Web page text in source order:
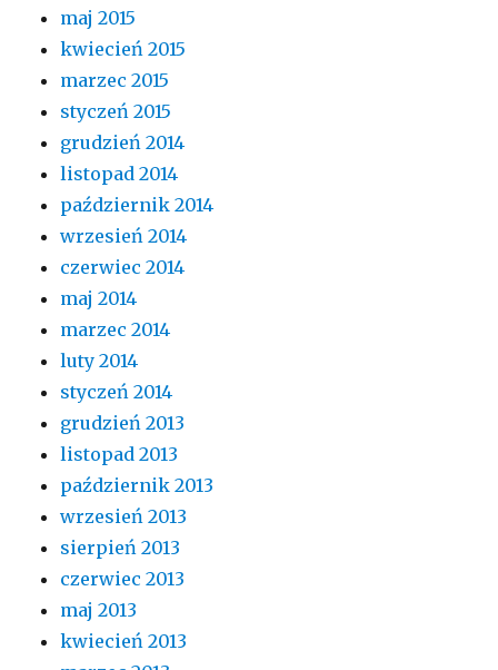
maj 2015
kwiecień 2015
marzec 2015
styczeń 2015
grudzień 2014
listopad 2014
październik 2014
wrzesień 2014
czerwiec 2014
maj 2014
marzec 2014
luty 2014
styczeń 2014
grudzień 2013
listopad 2013
październik 2013
wrzesień 2013
sierpień 2013
czerwiec 2013
maj 2013
kwiecień 2013